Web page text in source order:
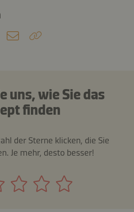
uns, wie Sie das
finden
der Sterne klicken, die Sie
Je mehr, desto besser!